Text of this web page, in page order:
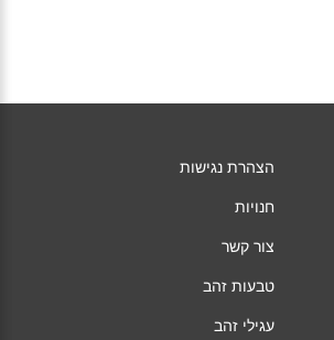
הצהרת נגישות
חנויות
צור קשר
טבעות זהב
עגילי זהב